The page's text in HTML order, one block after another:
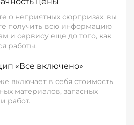
о неприятных сюрпризах: вы
получить всю информацию
и сервису еще до того, как
работы.
«Все включено»
включает в себя стоимость
материалов, запасных
работ.